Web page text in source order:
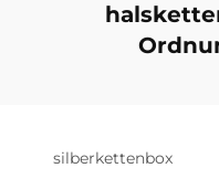
silberkettenbox